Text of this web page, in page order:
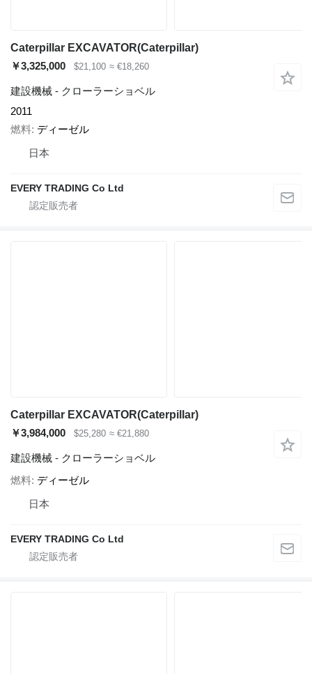
Caterpillar EXCAVATOR(Caterpillar)
￥3,325,000
$21,100 ≈ €18,260
建設機械 - クローラーショベル
2011
燃料 ディーゼル
日本
EVERY TRADING Co Ltd
Caterpillar EXCAVATOR(Caterpillar)
￥3,984,000
$25,280 ≈ €21,880
建設機械 - クローラーショベル
燃料 ディーゼル
日本
EVERY TRADING Co Ltd